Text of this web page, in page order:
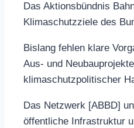
Das Aktionsbündnis
Klimaschutzziele des
Bislang fehlen klare
Aus- und
klimaschutzpolitischer
Das Netzwerk [ABBD]
öffentliche Infrastruktur